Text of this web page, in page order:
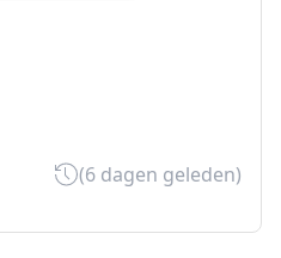
(6 dagen geleden)